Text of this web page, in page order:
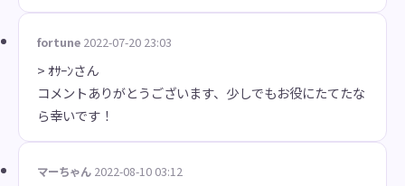
fortune 2022-07-20 23:03
> ｵｻｰﾝさん
コメントありがとうございます、少しでもお役にたてたな
ら幸いです！
マーちゃん 2022-08-10 03:12